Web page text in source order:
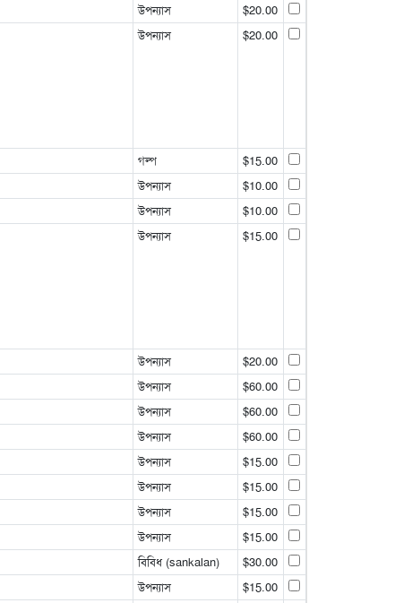
উপন্যাস
$20.00
উপন্যাস $20.00
গল্প
$15.00
উপন্যাস
$10.00
উপন্যাস
$10.00
উপন্যাস $15.00
উপন্যাস
$20.00
উপন্যাস
$60.00
উপন্যাস
$60.00
উপন্যাস
$60.00
উপন্যাস
$15.00
উপন্যাস
$15.00
উপন্যাস
$15.00
উপন্যাস
$15.00
বিবিধ (sankalan)
$30.00
উপন্যাস
$15.00